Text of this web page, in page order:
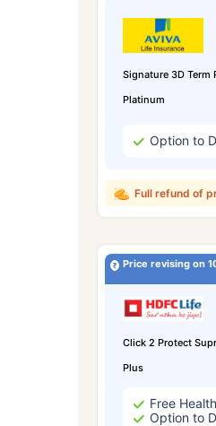
Signature 3D Term
Platinum
Option to
Full refund of
Price revising on
Click 2 Protect
Plus
Free
Option to